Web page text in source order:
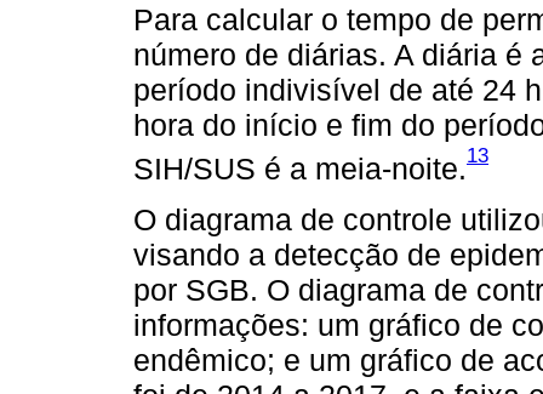
Para calcular o tempo de
número de diárias. A diária é
período indivisível de até 24
hora do início e fim do
SIH/SUS é a meia-noite.13
O diagrama de controle
visando a detecção de
por SGB. O diagrama de
informações: um gráfico de
endêmico; e um gráfico de